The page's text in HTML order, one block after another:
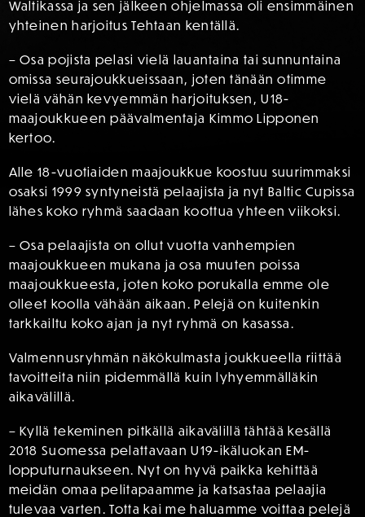
Waltikassa ja sen jälkeen ohjelmassa oli ensimmäinen
yhteinen harjoitus Tehtaan kentällä.
– Osa pojista pelasi vielä lauantaina tai sunnuntaina
omissa seurajoukkueissaan, joten tänään otimme
vielä vähän kevyemmän harjoituksen, U18-
maajoukkueen päävalmentaja Kimmo Lipponen
kertoo.
Alle 18-vuotiaiden maajoukkue koostuu suurimmaksi
osaksi 1999 syntyneistä pelaajista ja nyt Baltic Cupissa
lähes koko ryhmä saadaan koottua yhteen viikoksi.
– Osa pelaajista on ollut vuotta vanhempien
maajoukkueen mukana ja osa muuten poissa
maajoukkueesta, joten koko porukalla emme ole
olleet koolla vähään aikaan. Pelejä on kuitenkin
tarkkailtu koko ajan ja nyt ryhmä on kasassa.
Valmennusryhmän näkökulmasta joukkueella riittää
tavoitteita niin pidemmällä kuin lyhyemmälläkin
aikavälillä.
– Kyllä tekeminen pitkällä aikavälillä tähtää kesällä
2018 Suomessa pelattavaan U19-ikäluokan EM-
lopputurnaukseen. Nyt on hyvä paikka kehittää
meidän omaa pelitapaamme ja katsastaa pelaajia
tulevaa varten. Totta kai me haluamme voittaa pelejä